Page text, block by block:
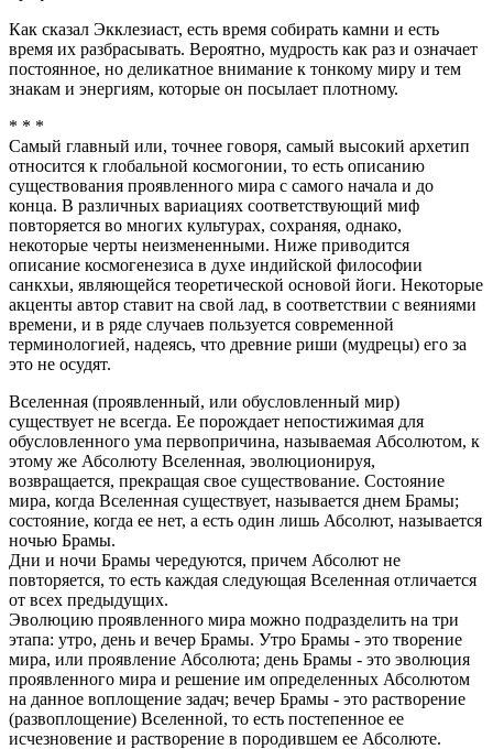
Как сказал Экклезиаст, есть время собирать камни и есть
время их разбрасывать. Вероятно, мудрость как раз и означает
постоянное, но деликатное внимание к тонкому миру и тем
знакам и энергиям, которые он посылает плотному.
* * *
Самый главный или, точнее говоря, самый высокий архетип
относится к глобальной космогонии, то есть описанию
существования проявленного мира с самого начала и до
конца. В различных вариациях соответствующий миф
повторяется во многих культурах, сохраняя, однако,
некоторые черты неизмененными. Ниже приводится
описание космогенезиса в духе индийской философии
санкхьи, являющейся теоретической основой йоги. Некоторые
акценты автор ставит на свой лад, в соответствии с веяниями
времени, и в ряде случаев пользуется современной
терминологией, надеясь, что древние риши (мудрецы) его за
это не осудят.
Вселенная (проявленный, или обусловленный мир)
существует не всегда. Ее порождает непостижимая для
обусловленного ума первопричина, называемая Абсолютом, к
этому же Абсолюту Вселенная, эволюционируя,
возвращается, прекращая свое существование. Состояние
мира, когда Вселенная существует, называется днем Брамы;
состояние, когда ее нет, а есть один лишь Абсолют, называется
ночью Брамы.
Дни и ночи Брамы чередуются, причем Абсолют не
повторяется, то есть каждая следующая Вселенная отличается
от всех предыдущих.
Эволюцию проявленного мира можно подразделить на три
этапа: утро, день и вечер Брамы. Утро Брамы - это творение
мира, или проявление Абсолюта; день Брамы - это эволюция
проявленного мира и решение им определенных Абсолютом
на данное воплощение задач; вечер Брамы - это растворение
(развоплощение) Вселенной, то есть постепенное ее
исчезновение и растворение в породившем ее Абсолюте.